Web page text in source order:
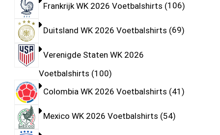
Frankrijk WK 2026 Voetbalshirts 106
Duitsland WK 2026 Voetbalshirts 69
Verenigde Staten WK 2026
Voetbalshirts 100
Colombia WK 2026 Voetbalshirts 41
Mexico WK 2026 Voetbalshirts 54